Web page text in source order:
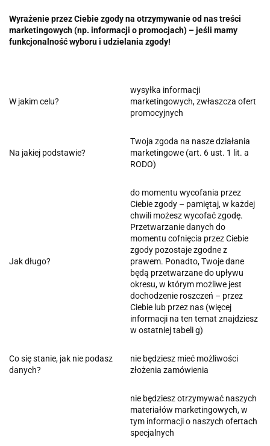
Wyrażenie przez Ciebie zgody na otrzymywanie od nas treści
marketingowych (np. informacji o promocjach) – jeśli mamy
funkcjonalność wyboru i udzielania zgody!
W jakim celu?
wysyłka informacji
marketingowych, zwłaszcza ofert
promocyjnych
Na jakiej podstawie?
Twoja zgoda na nasze działania
marketingowe (art. 6 ust. 1 lit. a
RODO)
Jak długo?
do momentu wycofania przez
Ciebie zgody – pamiętaj, w każdej
chwili możesz wycofać zgodę.
Przetwarzanie danych do
momentu cofnięcia przez Ciebie
zgody pozostaje zgodne z
prawem. Ponadto, Twoje dane
będą przetwarzane do upływu
okresu, w którym możliwe jest
dochodzenie roszczeń – przez
Ciebie lub przez nas (więcej
informacji na ten temat znajdziesz
w ostatniej tabeli g)
Co się stanie, jak nie podasz
danych?
nie będziesz mieć możliwości
złożenia zamówienia
nie będziesz otrzymywać naszych
materiałów marketingowych, w
tym informacji o naszych ofertach
specjalnych